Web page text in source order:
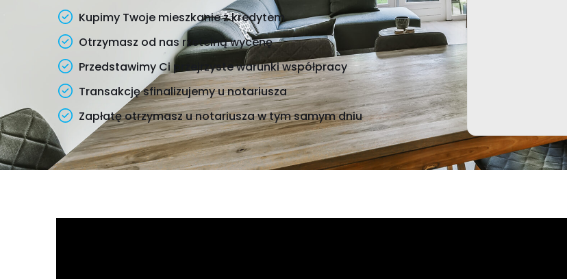
Kupimy Twoje mieszkanie z kredytem
Otrzymasz od nas rzetelną wycenę
Przedstawimy Ci przejrzyste warunki współpracy
Transakcję sfinalizujemy u notariusza
Zapłatę otrzymasz u notariusza w tym samym dniu